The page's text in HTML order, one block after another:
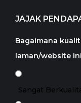
JAJAK
Bagaimana
laman/website
Sangat